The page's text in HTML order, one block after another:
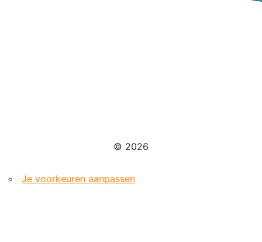
© 2026
Je voorkeuren aanpassen